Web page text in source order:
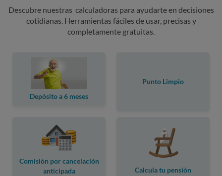
Descubre nuestras calculadoras para ayudarte en decisiones
cotidianas. Herramientas fáciles de usar, precisas y
completamente gratuitas.
Depósito a 6 meses
Punto Limpio
Comisión por cancelación
anticipada
Calcula tu pensión